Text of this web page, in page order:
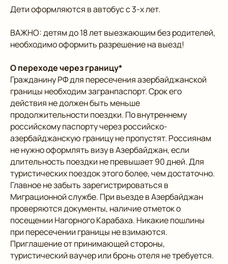
Дети оформляются в автобус с 3-х лет.
ВАЖНО: детям до 18 лет выезжающим без родителей,
необходимо оформить разрешение на выезд!
О переходе через границу*
Гражданину РФ для пересечения азербайджанской
границы необходим загранпаспорт. Срок его
действия не должен быть меньше
продолжительности поездки. По внутреннему
российскому паспорту через российско-
азербайджанскую границу не пропустят. Россиянам
не нужно оформлять визу в Азербайджан, если
длительность поездки не превышает 90 дней. Для
туристических поездок этого более, чем достаточно.
Главное не забыть зарегистрироваться в
Миграционной службе. При въезде в Азербайджан
проверяются документы, наличие отметок о
посещении Нагорного Карабаха. Никакие пошлины
при пересечении границы не взимаются.
Приглашение от принимающей стороны,
туристический ваучер или бронь отеля не требуется.